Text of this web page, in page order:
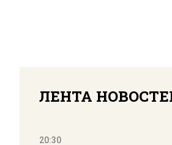
ЛЕНТА
20:30